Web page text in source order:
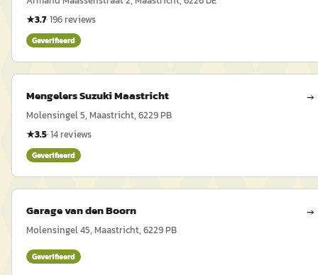
★3.7·196reviews
Geverifieerd
Mengelers Suzuki Maastricht →
Molensingel 5, Maastricht, 6229 PB
★3.5·14reviews
Geverifieerd
Garage van den Boorn →
Molensingel 45, Maastricht, 6229 PB
Geverifieerd